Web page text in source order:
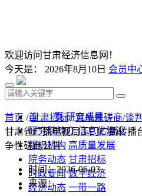
欢迎访问甘肃经济信息网！
今天是： 2026年8月10日 会员中
首 页 研究成果
研究院简介 信息化建设
组织机构 高质量发展
院务动态 甘肃招标
时政要闻 数字经济
经济动态 一带一路
首页 /甘肃招标/竞争性磋商/谈判
甘肃省广播电视局玉门广播转播
争性磋商公告
时间：2026-06-03
来源：